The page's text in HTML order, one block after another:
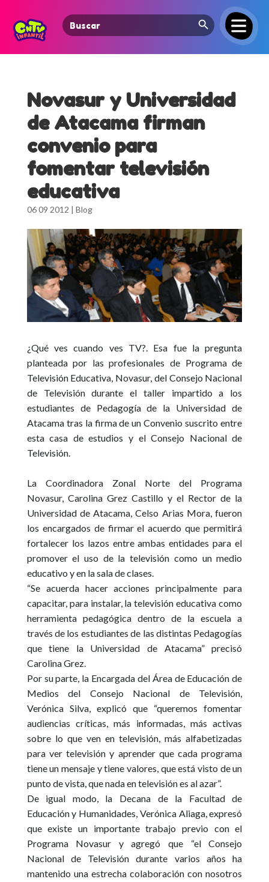
Search
for:
Search Button
Novasur y Universidad
de Atacama firman
convenio para
fomentar televisión
educativa
06 09 2012 | Blog
¿Qué ves cuando ves TV?. Esa fue la pregunta
planteada por las profesionales de Programa de
Televisión Educativa, Novasur, del Consejo Nacional
de Televisión durante el taller impartido a los
estudiantes de Pedagogía de la Universidad de
Atacama tras la firma de un Convenio suscrito entre
esta casa de estudios y el Consejo Nacional de
Televisión.
La Coordinadora Zonal Norte del Programa
Novasur, Carolina Grez Castillo y el Rector de la
Universidad de Atacama, Celso Arias Mora, fueron
los encargados de firmar el acuerdo que permitirá
fortalecer los lazos entre ambas entidades para el
promover el uso de la televisión como un medio
educativo y en la sala de clases.
“Se acuerda hacer acciones principalmente para
capacitar, para instalar, la televisión educativa como
herramienta pedagógica dentro de la escuela a
través de los estudiantes de las distintas Pedagogías
que tiene la Universidad de Atacama” precisó
Carolina Grez.
Por su parte, la Encargada del Área de Educación de
Medios del Consejo Nacional de Televisión,
Verónica Silva, explicó que “queremos fomentar
audiencias críticas, más informadas, más activas
sobre lo que ven en televisión, más alfabetizadas
para ver televisión y aprender que cada programa
tiene un mensaje y tiene valores, que está visto de un
punto de vista, que nada en televisión es al azar”.
De igual modo, la Decana de la Facultad de
Educación y Humanidades, Verónica Aliaga, expresó
que existe un importante trabajo previo con el
Programa Novasur y agregó que “el Consejo
Nacional de Televisión durante varios años ha
mantenido una estrecha colaboración con nosotros